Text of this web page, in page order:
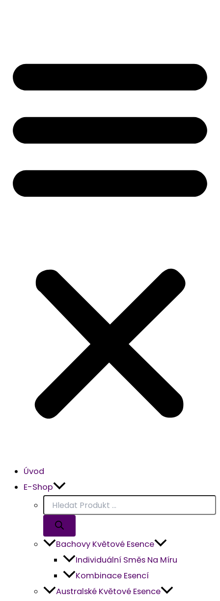
Úvod
E-Shop
Bachovy Květové Esence
Individuální Směs Na Míru
Kombinace Esencí
Australské Květové Esence